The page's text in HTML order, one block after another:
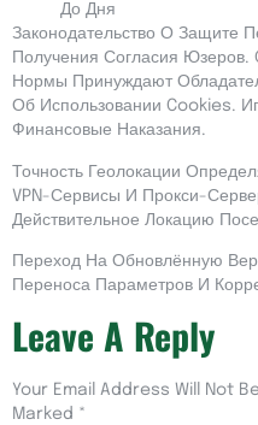
До Дня
Законодательство О Защите
Получения Согласия
Нормы Принуждают
Об Использовании Cookies.
Финансовые Наказания.
Точность Геолокации
VPN-Сервисы И Прокси-
Действительное Локацию
Переход На Обновлённую
Переноса Параметров И
Leave A Reply
Your Email Address Will Not
Marked *